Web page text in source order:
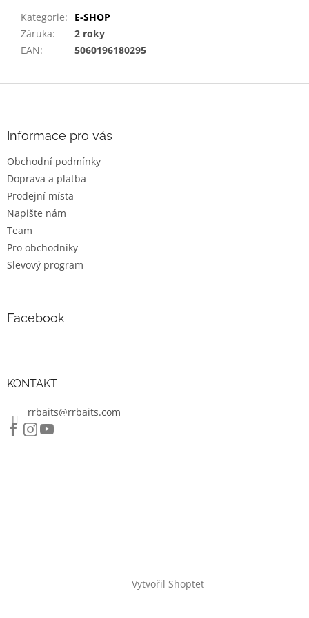
Kategorie:
E-SHOP
Záruka:
2 roky
EAN: 5060196180295
Informace pro vás
Obchodní podmínky
Doprava a platba
Prodejní místa
Napište nám
Team
Pro obchodníky
Slevový program
Facebook
KONTAKT
rrbaits@rrbaits.com
Vytvořil Shoptet